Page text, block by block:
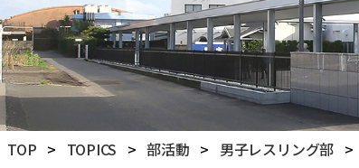
田
学
園
鹿
屋
中
高
等
TOP > TOPICS > 部活動 > 男子レスリング部 >